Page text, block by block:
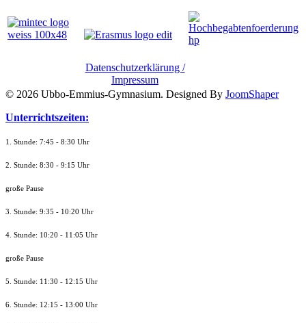
Datenschutzerklärung /
Impressum
© 2026 Ubbo-Emmius-Gymnasium. Designed By JoomShaper
Unterrichtszeiten:
1. Stunde: 7:45 - 8:30 Uhr
2. Stunde: 8:30 - 9:15 Uhr
große Pause
3. Stunde: 9:35 - 10:20 Uhr
4. Stunde: 10:20 - 11:05 Uhr
große Pause
5. Stunde: 11:30 - 12:15 Uhr
6. Stunde: 12:15 - 13:00 Uhr